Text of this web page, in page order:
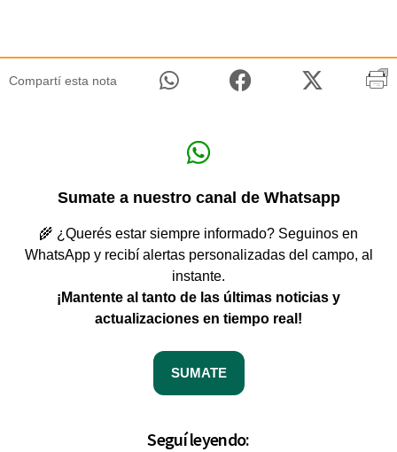
Compartí esta nota
Sumate a nuestro canal de Whatsapp
🌾 ¿Querés estar siempre informado? Seguinos en
WhatsApp y recibí alertas personalizadas del campo, al
instante.
¡Mantente al tanto de las últimas noticias y
actualizaciones en tiempo real!
SUMATE
Seguí leyendo: